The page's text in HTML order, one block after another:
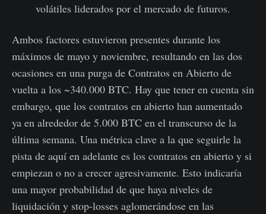
volátiles liderados por el mercado de futuros.
Ambos factores estuvieron presentes durante los
máximos de mayo y noviembre, resultando en las dos
ocasiones en una purga de Contratos en Abierto de
vuelta a los ~340.000 BTC. Hay que tener en cuenta sin
embargo, que los contratos en abierto han aumentado
ya en alrededor de 5.000 BTC en el transcurso de la
última semana. Una métrica clave a la que seguirle la
pista de aquí en adelante es los contratos en abierto y si
empiezan o no a crecer agresivamente. Esto indicaría
una mayor probabilidad de que haya niveles de
liquidación y stop-losses aglomerándose en las